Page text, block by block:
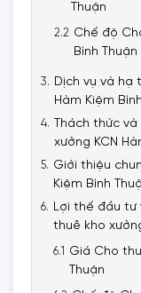
Thuận
Chế độ
Bình
Dịch vụ và hạ
Hàm Kiệm
Thách thức
xưởng KCN
Giới thiệu
Kiệm Bình
Lợi thế đầu tư
thuê kho
Giá Cho
Thuận